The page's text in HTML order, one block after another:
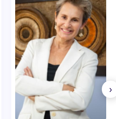
›